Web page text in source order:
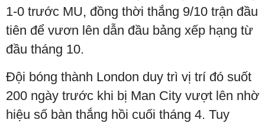
1-0 trước MU, đồng thời thắng 9/10 trận đầu
tiên để vươn lên dẫn đầu bảng xếp hạng từ
đầu tháng 10.
Đội bóng thành London duy trì vị trí đó suốt
200 ngày trước khi bị Man City vượt lên nhờ
hiệu số bàn thắng hồi cuối tháng 4. Tuy